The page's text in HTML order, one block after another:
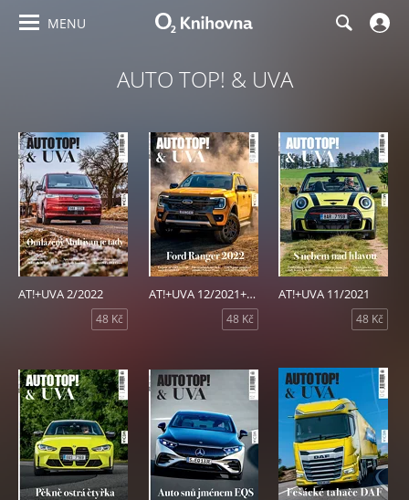
MENU
AUTO TOP! & UVA
AT!+UVA 2/2022
48 Kč
AT!+UVA 12/2021+1/2022
48 Kč
AT!+UVA 11/2021
48 Kč